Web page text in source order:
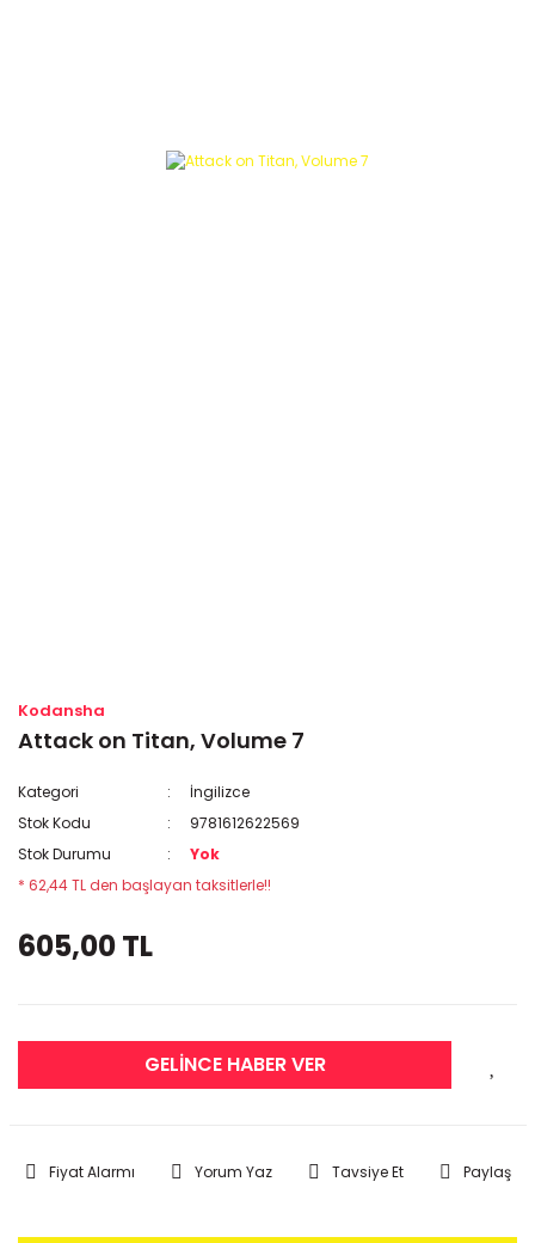
Kodansha
Attack on Titan, Volume 7
Kategori
İngilizce
Stok Kodu
9781612622569
Stok Durumu
Yok
* 62,44 TL den başlayan taksitlerle!!
605,00 TL
GELİNCE HABER VER
Fiyat Alarmı Yorum Yaz Tavsiye Et Paylaş